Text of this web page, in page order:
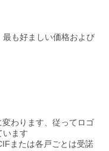
も好ましい価格および
わります、従ってロゴ
います
または各戸ごとは受諾